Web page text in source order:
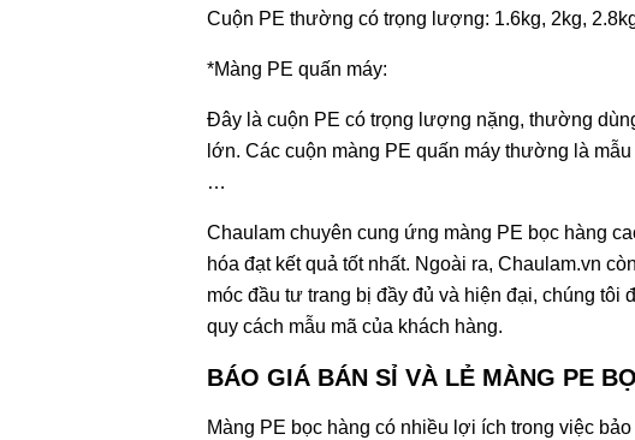
Cuộn PE thường có trọng lượng: 1.6kg, 2kg,
*Màng PE quấn máy:
Đây là cuộn PE có trọng lượng nặng, thường
lớn. Các cuộn màng PE quấn máy thường là
…
Chaulam chuyên cung ứng màng PE bọc hàng
hóa đạt kết quả tốt nhất. Ngoài ra, Chaulam.vn
móc đầu tư trang bị đầy đủ và hiện đại, chúng tôi
quy cách mẫu mã của khách hàng.
BÁO GIÁ BÁN SỈ VÀ LẺ MÀNG PE
Màng PE bọc hàng có nhiều lợi ích trong việc